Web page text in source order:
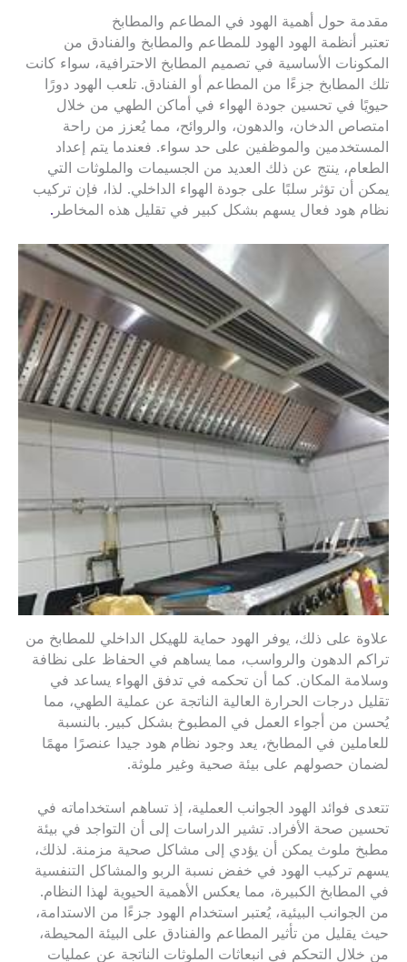
مقدمة حول أهمية الهود في المطاعم والمطابخ
تعتبر أنظمة الهود الهود للمطاعم والمطابخ والفنادق من
المكونات الأساسية في تصميم المطابخ الاحترافية، سواء كانت
تلك المطابخ جزءًا من المطاعم أو الفنادق. تلعب الهود دورًا
حيويًا في تحسين جودة الهواء في أماكن الطهي من خلال
امتصاص الدخان، والدهون، والروائح، مما يُعزز من راحة
المستخدمين والموظفين على حد سواء. فعندما يتم إعداد
الطعام، ينتج عن ذلك العديد من الجسيمات والملوثات التي
يمكن أن تؤثر سلبًا على جودة الهواء الداخلي. لذا، فإن تركيب
نظام هود فعال يسهم بشكل كبير في تقليل هذه المخاطر .
علاوة على ذلك، يوفر الهود حماية للهيكل الداخلي للمطابخ من
تراكم الدهون والرواسب، مما يساهم في الحفاظ على نظافة
وسلامة المكان. كما أن تحكمه في تدفق الهواء يساعد في
تقليل درجات الحرارة العالية الناتجة عن عملية الطهي، مما
يُحسن من أجواء العمل في المطبوخ بشكل كبير. بالنسبة
للعاملين في المطابخ، يعد وجود نظام هود جيدا عنصرًا مهمًا
لضمان حصولهم على بيئة صحية وغير ملوثة.
تتعدى فوائد الهود الجوانب العملية، إذ تساهم استخداماته في
تحسين صحة الأفراد. تشير الدراسات إلى أن التواجد في بيئة
مطبخ ملوث يمكن أن يؤدي إلى مشاكل صحية مزمنة. لذلك،
يسهم تركيب الهود في خفض نسبة الربو والمشاكل التنفسية
في المطابخ الكبيرة، مما يعكس الأهمية الحيوية لهذا النظام.
من الجوانب البيئية، يُعتبر استخدام الهود جزءًا من الاستدامة،
حيث يقليل من تأثير المطاعم والفنادق على البيئة المحيطة،
من خلال التحكم في انبعاثات الملوثات الناتجة عن عمليات